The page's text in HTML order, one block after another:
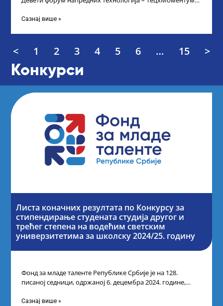
Сазнај више »
< 1 2 3 4 5 6 … 15 >
Конкурси
Листа коначних резултата по Конкурсу за
стипендирање студената студија другог и
трећег степена на водећим светским
универзитетима за школску 2024/25. годину
Фонд за младе таленте Републике Србије је на 128.
писаној седници, одржаној 6. децембра 2024. године,
Сазнај више »